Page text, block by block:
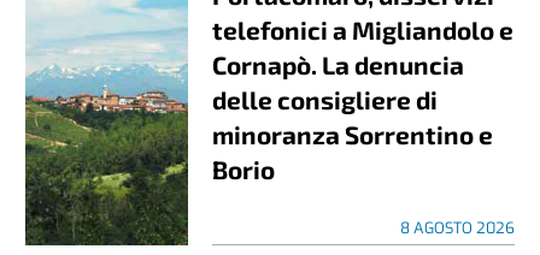
telefonici a Migliandolo e
Cornapò. La denuncia
delle consigliere di
minoranza Sorrentino e
Borio
8 AGOSTO 2026